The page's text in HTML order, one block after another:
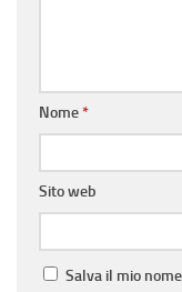
Nome*
Sito web
Salva il mio